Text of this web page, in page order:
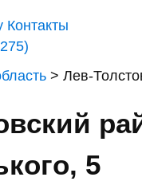
Контакты
> Лев-
5